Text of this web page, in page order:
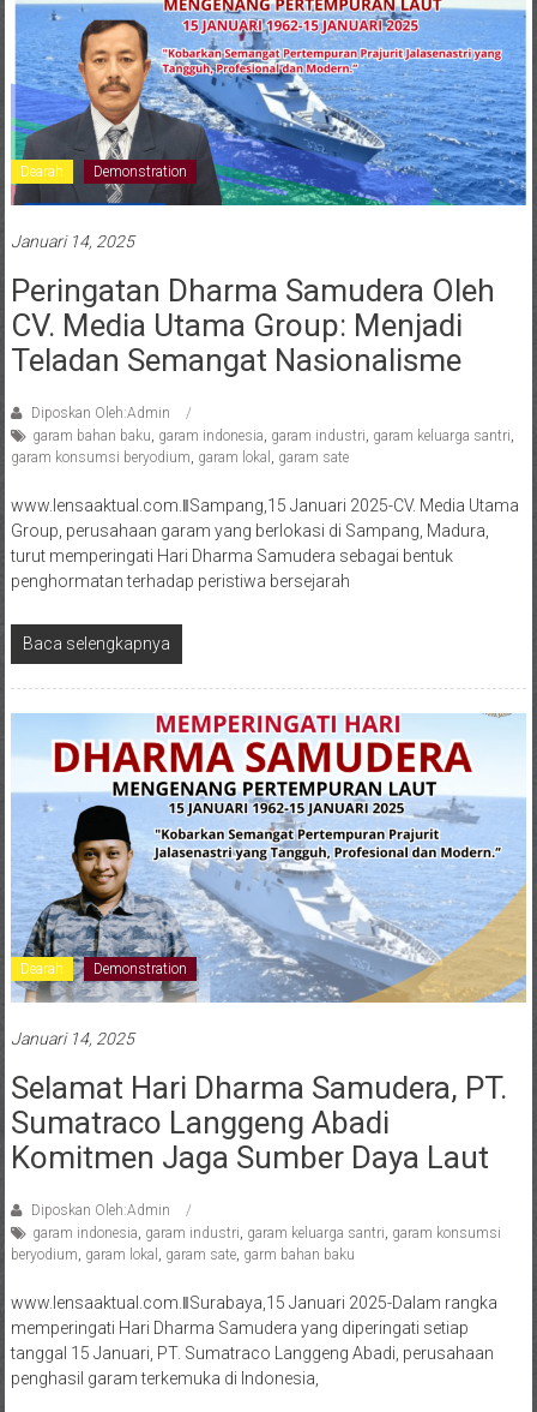
Dearah Demonstration
Januari 14, 2025
Peringatan Dharma Samudera Oleh
CV. Media Utama Group: Menjadi
Teladan Semangat Nasionalisme
Diposkan Oleh:Admin
garam bahan baku, garam indonesia, garam industri, garam keluarga santri,
garam konsumsi beryodium, garam lokal , garam sate
www.lensaaktual.com.ǁSampang,15 Januari 2025-CV. Media Utama
Group, perusahaan garam yang berlokasi di Sampang, Madura,
turut memperingati Hari Dharma Samudera sebagai bentuk
penghormatan terhadap peristiwa bersejarah
Baca selengkapnya
Dearah Demonstration
Januari 14, 2025
Selamat Hari Dharma Samudera, PT.
Sumatraco Langgeng Abadi
Komitmen Jaga Sumber Daya Laut
Diposkan Oleh:Admin
garam indonesia garam industri garam keluarga santri garam konsumsi
beryodium garam lokal garam sate, garm bahan baku
www.lensaaktual.com.ǁSurabaya,15 Januari 2025-Dalam rangka
memperingati Hari Dharma Samudera yang diperingati setiap
tanggal 15 Januari, PT. Sumatraco Langgeng Abadi, perusahaan
penghasil garam terkemuka di Indonesia,